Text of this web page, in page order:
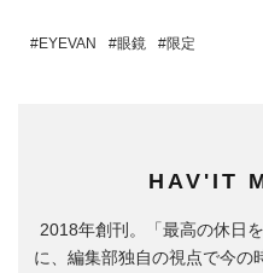
EYEVAN 眼鏡 限定
HAV'IT
2018年創刊。「最高の休日
に、編集部独自の視点で今の